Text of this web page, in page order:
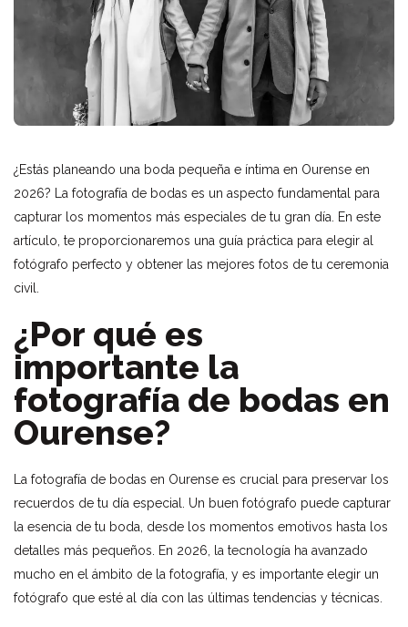
¿Estás planeando una boda pequeña e íntima en Ourense en
2026? La fotografía de bodas es un aspecto fundamental para
capturar los momentos más especiales de tu gran día. En este
artículo, te proporcionaremos una guía práctica para elegir al
fotógrafo perfecto y obtener las mejores fotos de tu ceremonia
civil.
¿Por qué es
importante la
fotografía de bodas en
Ourense?
La fotografía de bodas en Ourense es crucial para preservar los
recuerdos de tu día especial. Un buen fotógrafo puede capturar
la esencia de tu boda, desde los momentos emotivos hasta los
detalles más pequeños. En 2026, la tecnología ha avanzado
mucho en el ámbito de la fotografía, y es importante elegir un
fotógrafo que esté al día con las últimas tendencias y técnicas.